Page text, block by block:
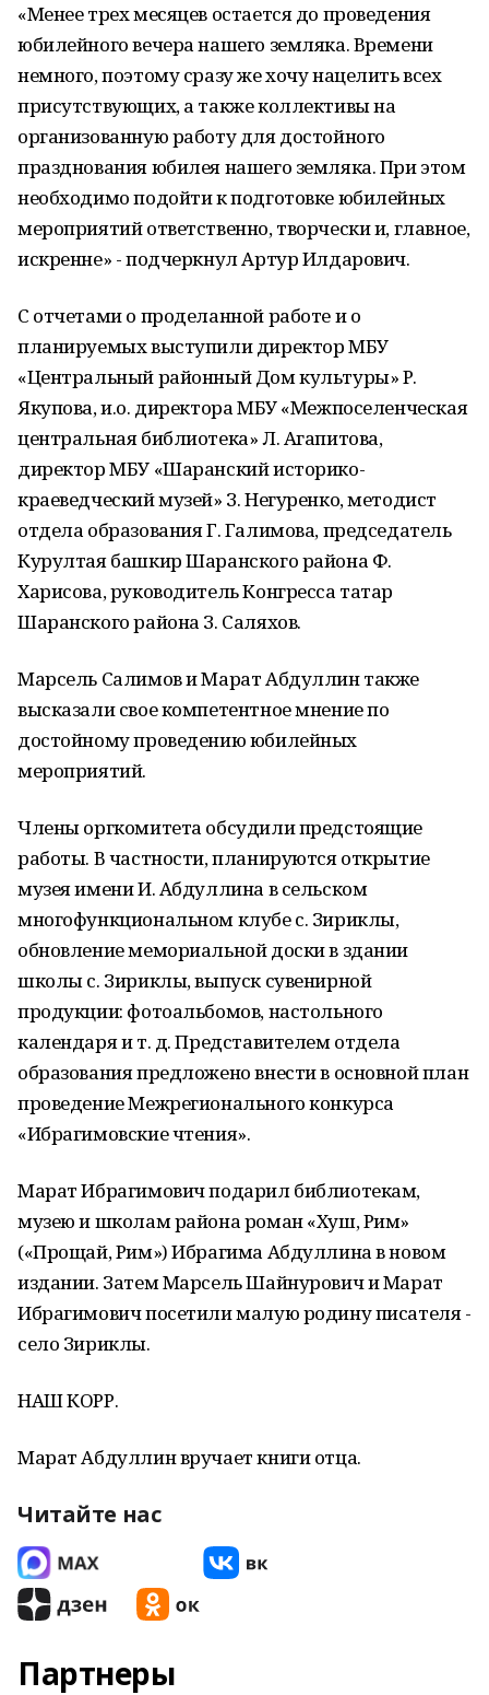
«Менее трех месяцев остается до проведения
юбилейного вечера нашего земляка. Времени
немного, поэтому сразу же хочу нацелить всех
присутствующих, а также коллективы на
организованную работу для достойного
празднования юбилея нашего земляка. При этом
необходимо подойти к подготовке юбилейных
мероприятий ответственно, творчески и, главное,
искренне» - подчеркнул Артур Илдарович.
С отчетами о проделанной работе и о
планируемых выступили директор МБУ
«Центральный районный Дом культуры» Р.
Якупова, и.о. директора МБУ «Межпоселенческая
центральная библиотека» Л. Агапитова,
директор МБУ «Шаранский историко-
краеведческий музей» З. Негуренко, методист
отдела образования Г. Галимова, председатель
Курултая башкир Шаранского района Ф.
Харисова, руководитель Конгресса татар
Шаранского района З. Саляхов.
Марсель Салимов и Марат Абдуллин также
высказали свое компетентное мнение по
достойному проведению юбилейных
мероприятий.
Члены оргкомитета обсудили предстоящие
работы. В частности, планируются открытие
музея имени И. Абдуллина в сельском
многофункциональном клубе с. Зириклы,
обновление мемориальной доски в здании
школы с. Зириклы, выпуск сувенирной
продукции: фотоальбомов, настольного
календаря и т. д. Представителем отдела
образования предложено внести в основной план
проведение Межрегионального конкурса
«Ибрагимовские чтения».
Марат Ибрагимович подарил библиотекам,
музею и школам района роман «Хуш, Рим»
(«Прощай, Рим») Ибрагима Абдуллина в новом
издании. Затем Марсель Шайнурович и Марат
Ибрагимович посетили малую родину писателя -
село Зириклы.
НАШ КОРР.
Марат Абдуллин вручает книги отца.
Читайте нас
Партнеры